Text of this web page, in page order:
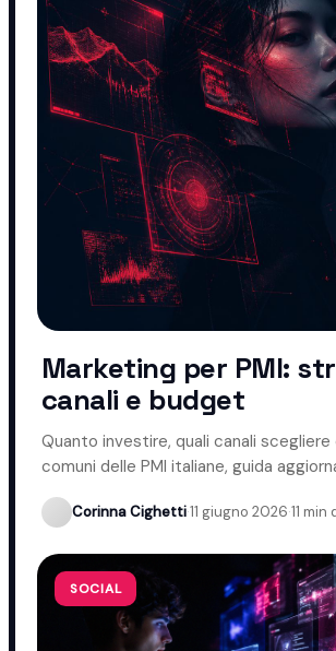
Marketing per PMI:
canali e budget
Quanto investire, quali canali scegliere
comuni delle PMI italiane, guida
Corinna Cighetti·11 giugno 2026·11
SOCIAL